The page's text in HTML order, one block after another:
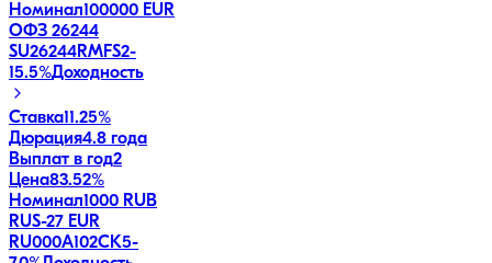
Номинал100000 EUR
ОФЗ 26244
SU26244RMFS2-
15.5%Доходность
Ставка11.25%
Дюрация4.8 года
Выплат в год2
Цена83.52%
Номинал1000 RUB
RUS-27 EUR
RU000A102CK5-